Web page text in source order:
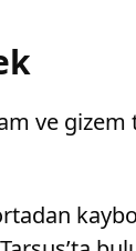
ve